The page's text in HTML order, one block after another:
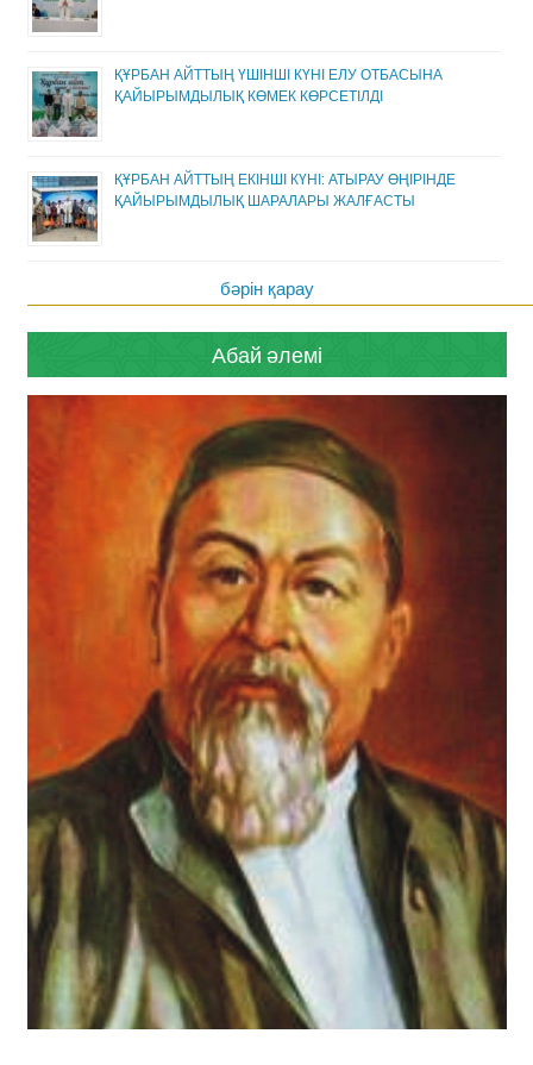
ҚҰРБАН АЙТТЫҢ ҮШІНШІ КҮНІ ЕЛУ ОТБАСЫНА
ҚАЙЫРЫМДЫЛЫҚ КӨМЕК КӨРСЕТІЛДІ
ҚҰРБАН АЙТТЫҢ ЕКІНШІ КҮНІ: АТЫРАУ ӨҢІРІНДЕ
ҚАЙЫРЫМДЫЛЫҚ ШАРАЛАРЫ ЖАЛҒАСТЫ
бәрін қарау
Абай әлемі